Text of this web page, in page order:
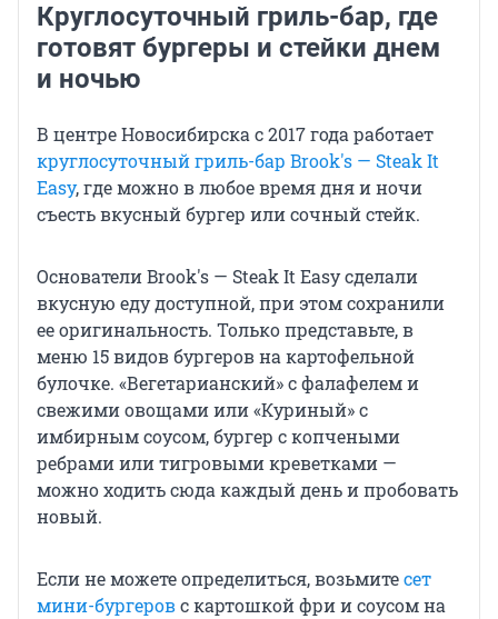
Круглосуточный гриль-бар, где
готовят бургеры и стейки днем
и ночью
В центре Новосибирска с 2017 года работает
круглосуточный гриль-бар Brook's — Steak It
Easy, где можно в любое время дня и ночи
съесть вкусный бургер или сочный стейк.
Основатели Brook's — Steak It Easy сделали
вкусную еду доступной, при этом сохранили
ее оригинальность. Только представьте, в
меню 15 видов бургеров на картофельной
булочке. «Вегетарианский» с фалафелем и
свежими овощами или «Куриный» с
имбирным соусом, бургер с копчеными
ребрами или тигровыми креветками —
можно ходить сюда каждый день и пробовать
новый.
Если не можете определиться, возьмитесет
мини-бургеровс картошкой фри и соусом на